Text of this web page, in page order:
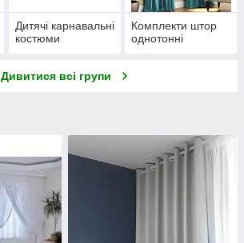
Дитячі карнавальні
костюми
Комплекти штор
однотонні
Дивитися всі групи